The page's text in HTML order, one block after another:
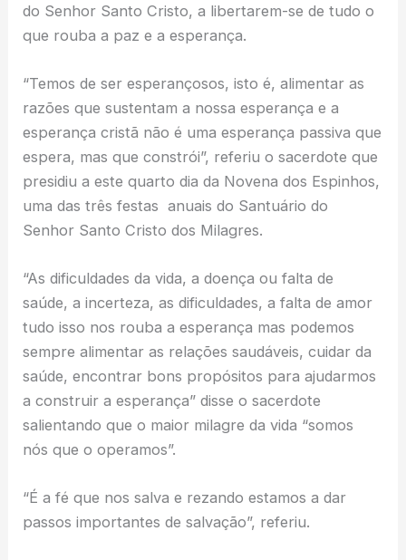
do Senhor Santo Cristo, a libertarem-se de tudo o
que rouba a paz e a esperança.
“Temos de ser esperançosos, isto é, alimentar as
razões que sustentam a nossa esperança e a
esperança cristã não é uma esperança passiva que
espera, mas que constrói”, referiu o sacerdote que
presidiu a este quarto dia da Novena dos Espinhos,
uma das três festas anuais do Santuário do
Senhor Santo Cristo dos Milagres.
“As dificuldades da vida, a doença ou falta de
saúde, a incerteza, as dificuldades, a falta de amor
tudo isso nos rouba a esperança mas podemos
sempre alimentar as relações saudáveis, cuidar da
saúde, encontrar bons propósitos para ajudarmos
a construir a esperança” disse o sacerdote
salientando que o maior milagre da vida “somos
nós que o operamos”.
“É a fé que nos salva e rezando estamos a dar
passos importantes de salvação”, referiu.